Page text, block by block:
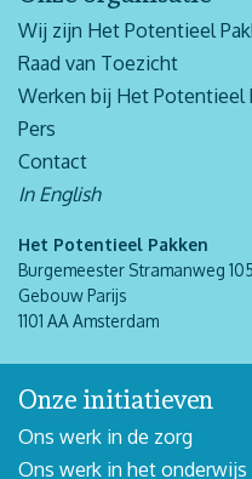
Wij zijn Het Potentieel
Raad van Toezicht
Werken bij Het Potentieel
Pers
Contact
In English
Het Potentieel Pakken
Burgemeester Stramanweg 105
Gebouw Parijs
1101 AA Amsterdam
Onze initiatieven
Ons werk in de zorg
Ons werk in het onderwijs